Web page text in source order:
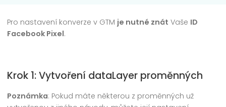
Pro nastavení konverze v GTM je nutné znát Vaše ID
Facebook Pixel.
Krok 1: Vytvoření dataLayer proměnných
Poznámka: Pokud máte některou z proměnných už